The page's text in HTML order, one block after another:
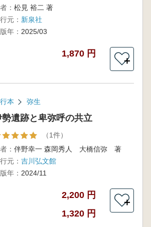
： 松見 裕二 著
元： 新泉社
年： 2025/03
1,870 円
＋
本 弥生
勢遺跡と卑弥呼の共立
（1件）
： 伴野幸一 森岡秀人 大橋信弥 著
元： 吉川弘文館
年： 2024/11
2,200 円
1,320 円
＋